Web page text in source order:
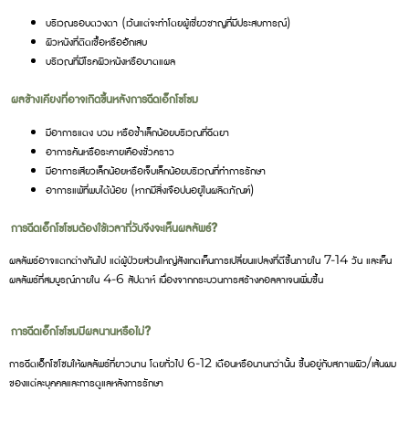
บริเวณรอบดวงตา (เว้นแต่จะทำโดยผู้เชี่ยวชาญที่มีประสบการณ์)
ผิวหนังที่ติดเชื้อหรืออักเสบ
บริเวณที่มีโรคผิวหนังหรือบาดแผล
ผลข้างเคียงที่อาจเกิดขึ้นหลังการฉีดเอ็กโซโซม
มีอาการแดง บวม หรือช้ำเล็กน้อยบริเวณที่ฉีดยา
อาการคันหรือระคายเคืองชั่วคราว
มีอาการเสียวเล็กน้อยหรือเจ็บเล็กน้อยบริเวณที่ทำการรักษา
อาการแพ้ที่พบได้น้อย (หากมีสิ่งเจือปนอยู่ในผลิตภัณฑ์)
การฉีดเอ็กโซโซมต้องใช้เวลากี่วันจึงจะเห็นผลลัพธ์?
ผลลัพธ์อาจแตกต่างกันไป แต่ผู้ป่วยส่วนใหญ่สังเกตเห็นการเปลี่ยนแปลงที่ดีขึ้นภายใน 7-14 วัน และเห็น
ผลลัพธ์ที่สมบูรณ์ภายใน 4-6 สัปดาห์ เนื่องจากกระบวนการสร้างคอลลาเจนเพิ่มขึ้น
การฉีดเอ็กโซโซมมีผลนานหรือไม่?
การฉีดเอ็กโซโซมให้ผลลัพธ์ที่ยาวนาน โดยทั่วไป 6-12 เดือนหรือนานกว่านั้น ขึ้นอยู่กับสภาพผิว/เส้นผม
ของแต่ละบุคคลและการดูแลหลังการรักษา